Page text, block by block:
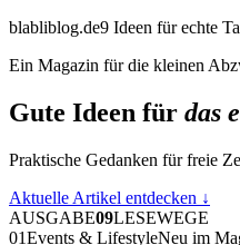
blabliblog.de9 Ideen für echte
Ein Magazin für die kleinen
Gute Ideen für das
Praktische Gedanken für freie
Aktuelle Artikel entdecken ↓
AUSGABE09LESEWEGE
01Events & LifestyleNeu im